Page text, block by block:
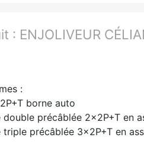
: ENJOLIVEUR
:
borne auto
précâblée 2x2P+T en
précâblée 3x2P+T en